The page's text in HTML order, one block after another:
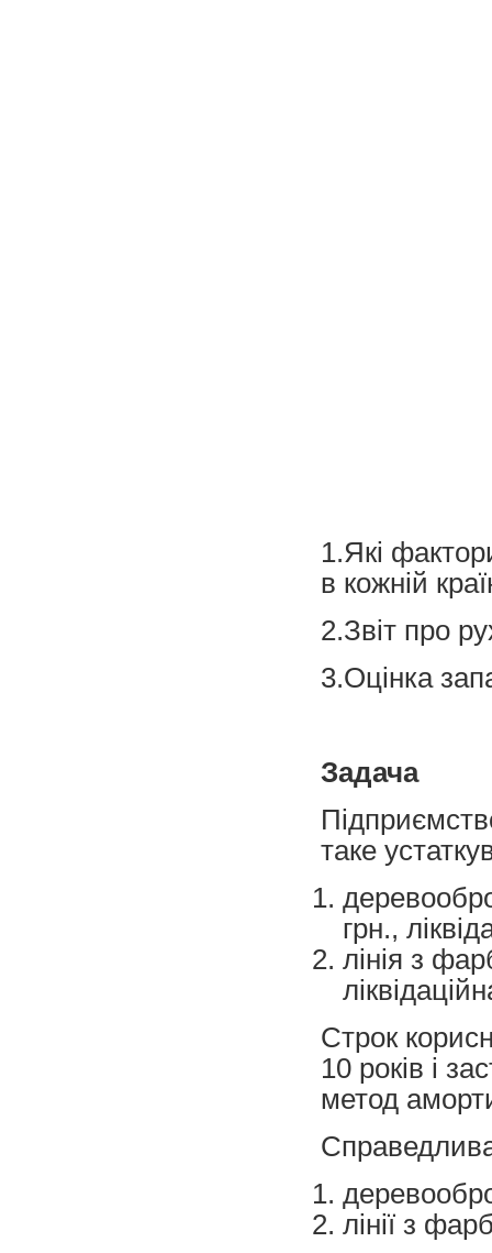
1.Які
в кожній
2.Звіт про
3.Оцінка
Задача
таке
грн.,
лінія з
Строк
10 років і
метод
лінії з